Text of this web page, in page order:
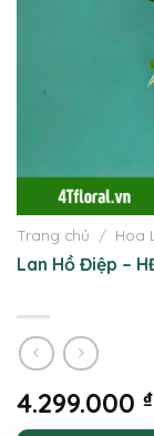
Trang chủ / Hoa
Lan Hồ Điệp –
4.299.000 ₫